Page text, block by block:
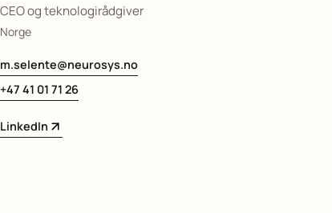
CEO og teknologirådgiver
Norge
m.selente@neurosys.no
+47 41 01 71 26
LinkedIn